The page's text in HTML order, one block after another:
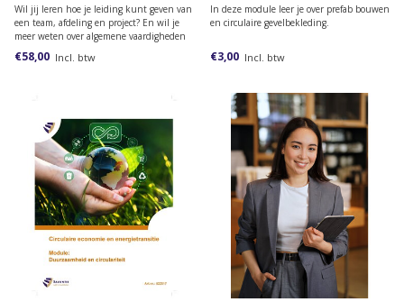
versie)
Wil jij leren hoe je leiding kunt geven van
een team, afdeling en project? En wil je
meer weten over algemene vaardigheden
bij leidinggeven? Bestel dan deze online
introductiemodule van het lesmateriaal
€58,00 Incl. btw
In deze module leer je over prefab bouwen
en circulaire gevelbekleding.
€3,00 Incl. btw